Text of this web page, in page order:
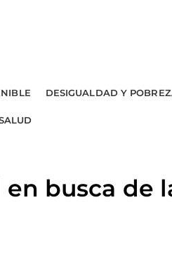
DESIGUALDAD Y
en busca de